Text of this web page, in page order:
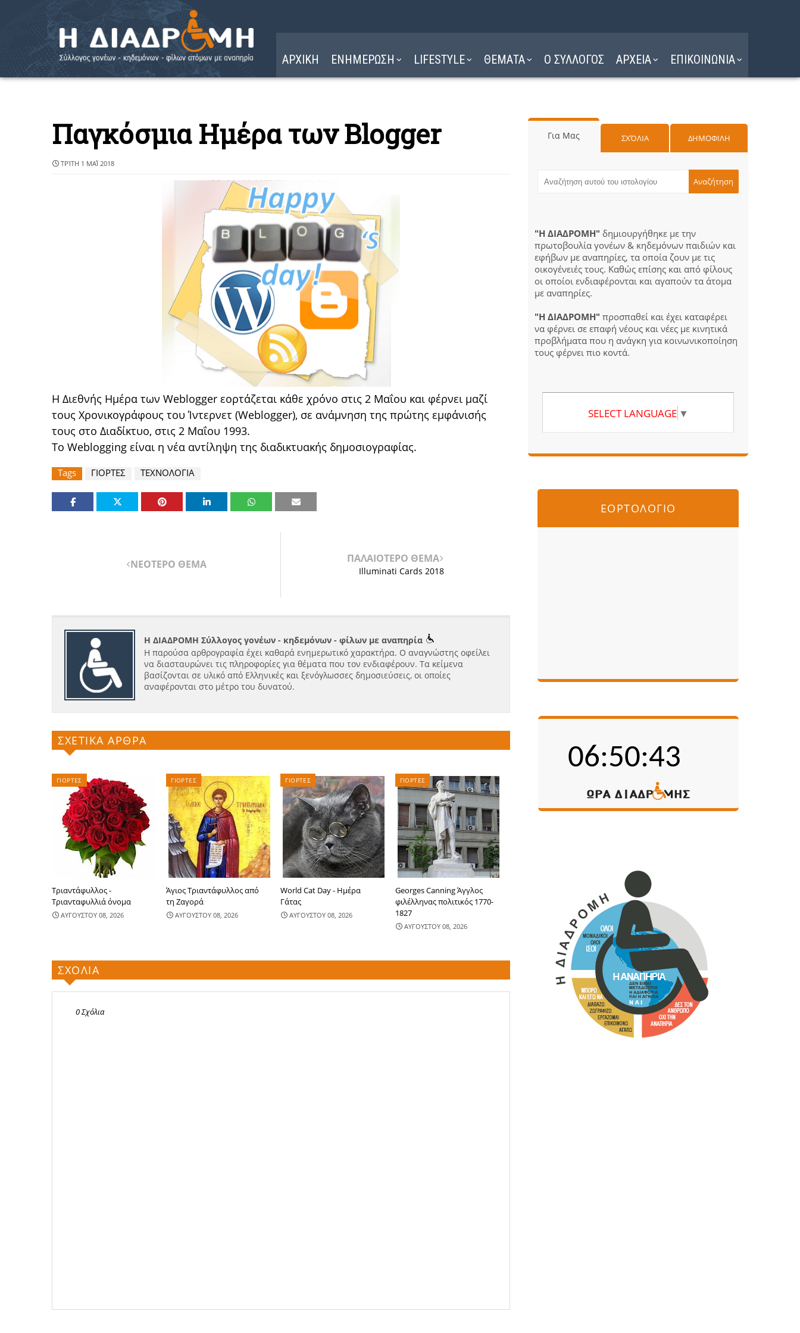
ΑΡΧΙΚΗ ΕΝΗΜΕΡΩΣΗ LIFESTYLE ΘΕΜΑΤΑ Ο ΣΥΛΛΟΓΟΣ ΑΡΧΕΙΑ ΕΠΙΚΟΙΝΩΝΙΑ
Παγκόσμια Ημέρα των Blogger
ΤΡΊΤΗ 1 ΜΑΪ́ 2018
Η Διεθνής Ημέρα των Weblogger εορτάζεται κάθε χρόνο στις 2 Μαΐου και φέρνει μαζί
τους Χρονικογράφους του Ίντερνετ (Weblogger), σε ανάμνηση της πρώτης εμφάνισής
τους στο Διαδίκτυο, στις 2 Μαΐου 1993.
Το Weblogging είναι η νέα αντίληψη της διαδικτυακής δημοσιογραφίας.
Tags ΓΙΟΡΤΕΣ ΤΕΧΝΟΛΟΓΙΑ
ΝΕΟΤΕΡΟ ΘΕΜΑ ΠΑΛΑΙΟΤΕΡΟ ΘΕΜΑ
Illuminati Cards 2018
Η ΔΙΑΔΡΟΜΗ Σύλλογος γονέων - κηδεμόνων - φίλων με αναπηρία
Η παρούσα αρθρογραφία έχει καθαρά ενημερωτικό χαρακτήρα. Ο αναγνώστης οφείλει
να διασταυρώνει τις πληροφορίες για θέματα που τον ενδιαφέρουν. Τα κείμενα
βασίζονται σε υλικό από Ελληνικές και ξενόγλωσσες δημοσιεύσεις, οι οποίες
αναφέρονται στο μέτρο του δυνατού.
ΣΧΕΤΙΚΑ ΑΡΘΡΑ
ΓΙΟΡΤΕΣ
Τριαντάφυλλος -
Τριανταφυλλιά όνομα
ΑΥΓΟΥΣΤΟΥ 08, 2026
ΓΙΟΡΤΕΣ
Άγιος Τριαντάφυλλος από
τη Ζαγορά
ΑΥΓΟΥΣΤΟΥ 08, 2026
ΓΙΟΡΤΕΣ
World Cat Day - Ημέρα
Γάτας
ΑΥΓΟΥΣΤΟΥ 08, 2026
ΓΙΟΡΤΕΣ
Georges Canning Άγγλος
φιλέλληνας πολιτικός 1770-
1827
ΑΥΓΟΥΣΤΟΥ 08, 2026
ΣΧΟΛΙΑ
0 Σχόλια
Για Μας ΣΧΌΛΙΑ ΔΗΜΟΦΙΛΗ
"Η ΔΙΑΔΡΟΜΗ" δημιουργήθηκε με την
πρωτοβουλία γονέων & κηδεμόνων παιδιών και
εφήβων με αναπηρίες, τα οποία ζουν με τις
οικογένειές τους. Καθώς επίσης και από φίλους
οι οποίοι ενδιαφέρονται και αγαπούν τα άτομα
με αναπηρίες.
"Η ΔΙΑΔΡΟΜΗ" προσπαθεί και έχει καταφέρει
να φέρνει σε επαφή νέους και νέες με κινητικά
προβλήματα που η ανάγκη για κοινωνικοποίηση
τους φέρνει πιο κοντά.
SELECT LANGUAGE ▼
ΕΟΡΤΟΛΟΓΙΟ